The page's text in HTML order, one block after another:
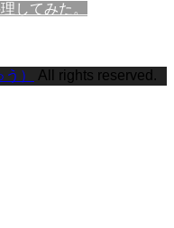
してみた。
） All rights reserved.